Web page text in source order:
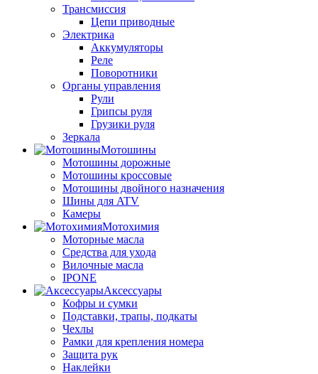
Трансмиссия
Цепи приводные
Электрика
Аккумуляторы
Реле
Поворотники
Органы управления
Рули
Грипсы руля
Грузики руля
Зеркала
Мотошины
Мотошины дорожные
Мотошины кроссовые
Мотошины двойного назначения
Шины для ATV
Камеры
Мотохимия
Моторные масла
Средства для ухода
Вилочные масла
IPONE
Аксессуары
Кофры и сумки
Подставки, трапы, подкаты
Чехлы
Рамки для крепления номера
Защита рук
Наклейки